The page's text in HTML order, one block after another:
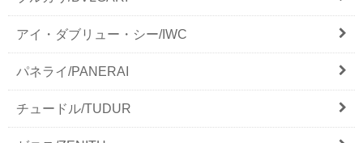
アイ・ダブリュー・シー/IWC
パネライ/PANERAI
チュードル/TUDUR